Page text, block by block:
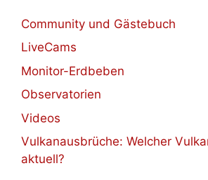
Community und Gästebuch
LiveCams
Monitor-Erdbeben
Observatorien
Videos
Vulkanausbrüche: Welcher
aktuell?